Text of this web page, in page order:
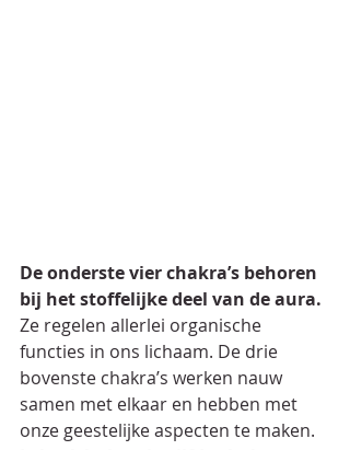
De onderste vier chakra’s behoren
bij het stoffelijke deel van de aura.
Ze regelen allerlei organische
functies in ons lichaam. De drie
bovenste chakra’s werken nauw
samen met elkaar en hebben met
onze geestelijke aspecten te maken.